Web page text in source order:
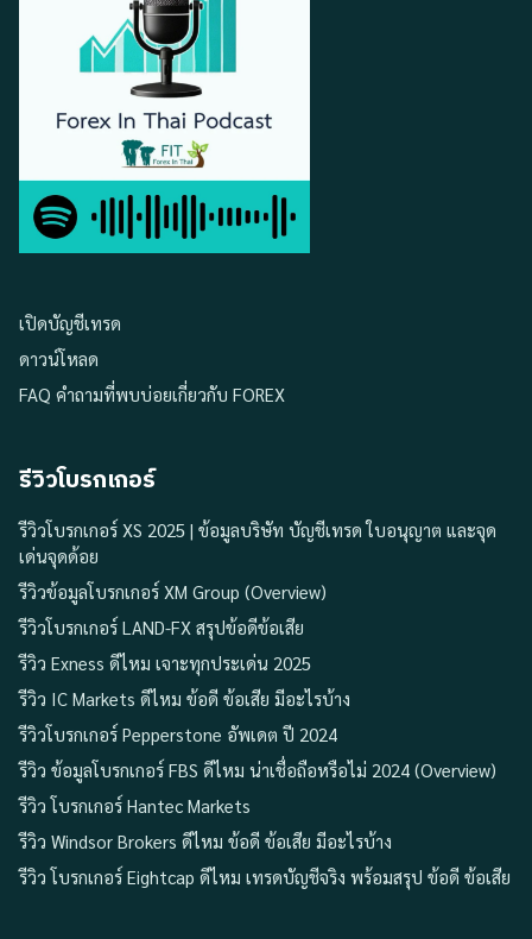
เปิดบัญชีเทรด
ดาวน์โหลด
FAQ คำถามที่พบบ่อยเกี่ยวกับ FOREX
รีวิวโบรกเกอร์
รีวิวโบรกเกอร์ XS 2025 | ข้อมูลบริษัท บัญชีเทรด ใบอนุญาต และจุด
เด่นจุดด้อย
รีวิวข้อมูลโบรกเกอร์ XM Group (Overview)
รีวิวโบรกเกอร์ LAND-FX สรุปข้อดีข้อเสีย
รีวิว Exness ดีไหม เจาะทุกประเด่น 2025
รีวิว IC Markets ดีไหม ข้อดี ข้อเสีย มีอะไรบ้าง
รีวิวโบรกเกอร์ Pepperstone อัพเดต ปี 2024
รีวิว ข้อมูลโบรกเกอร์ FBS ดีไหม น่าเชื่อถือหรือไม่ 2024 (Overview)
รีวิว โบรกเกอร์ Hantec Markets
รีวิว Windsor Brokers ดีไหม ข้อดี ข้อเสีย มีอะไรบ้าง
รีวิว โบรกเกอร์ Eightcap ดีไหม เทรดบัญชีจริง พร้อมสรุป ข้อดี ข้อเสีย